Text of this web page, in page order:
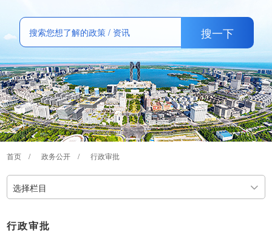
首页 / 政务公开 / 行政审批
选择栏目
行政审批